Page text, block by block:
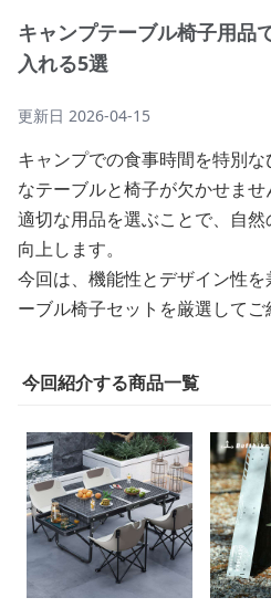
キャンプテーブル椅子用品
入れる5選
更新日 2026-04-15
キャンプでの食事時間を特別
なテーブルと椅子が欠かせませ
適切な用品を選ぶことで、自
向上します。
今回は、機能性とデザイン性
ーブル椅子セットを厳選してご
今回紹介する商品一覧